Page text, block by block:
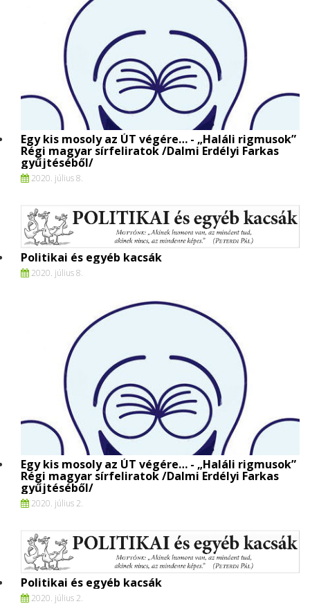
Egy kis mosoly az ÚT végére… - „Haláli rigmusok”
Régi magyar sírfeliratok /Dalmi Erdélyi Farkas
gyűjtéséből/
2020. július 8.
Politikai és egyéb kacsák
2020. július 8.
Egy kis mosoly az ÚT végére… - „Haláli rigmusok”
Régi magyar sírfeliratok /Dalmi Erdélyi Farkas
gyűjtéséből/
2020. július 2.
Politikai és egyéb kacsák
2020. július 2.